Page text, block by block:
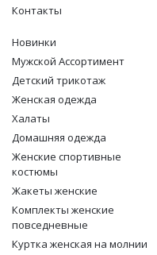
Контакты
Новинки
Мужской Ассортимент
Детcкий трикотаж
Женская одежда
Халаты
Домашняя одежда
Женские спортивные
костюмы
Жакеты женские
Комплекты женские
повседневные
Куртка женская на молнии